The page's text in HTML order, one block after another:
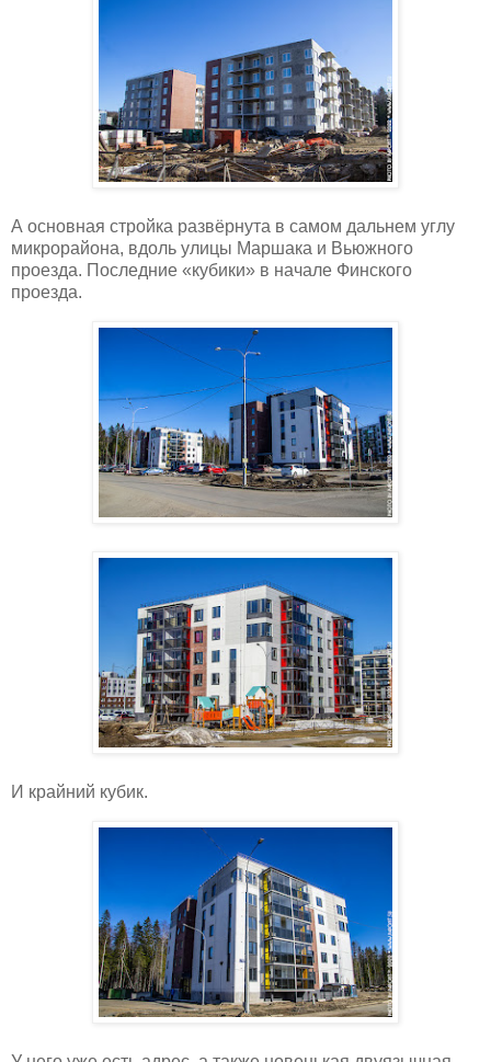
А основная стройка развёрнута в самом дальнем углу
микрорайона, вдоль улицы Маршака и Вьюжного
проезда. Последние «кубики» в начале Финского
проезда.
И крайний кубик.